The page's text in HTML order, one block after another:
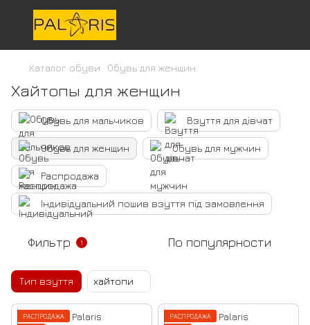
Каталог обуви Обувь для женщин
Хайтопы для женщин
Обувь для мальчиков Взуття для дівчат
Обувь для женщин Обувь для мужчин
Распродажа
Індивідуальний пошив взуття під замовлення
Фильтр 1 По популярности
Тип взуття хайтопи
РАСПРОДАЖА
РАСПРОДАЖА